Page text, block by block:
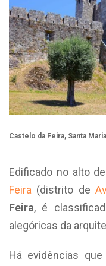
Castelo da Feira, Santa
Edificado no alto
Feira (distrito de
Feira, é
alegóricas da
Há evidências